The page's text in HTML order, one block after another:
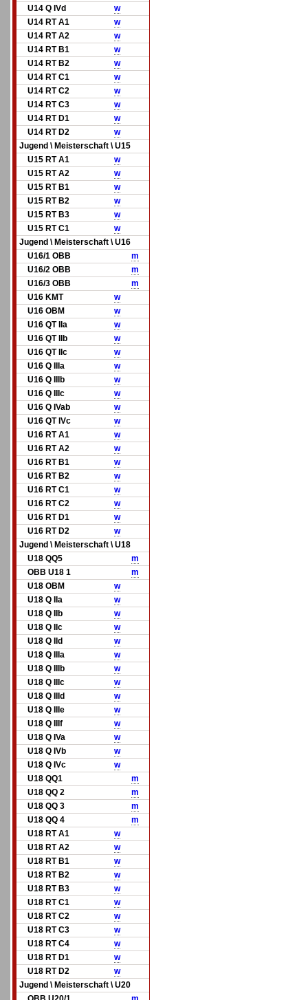
U14 Q IVd
w
U14 RT A1
w
U14 RT A2
w
U14 RT B1
w
U14 RT B2
w
U14 RT C1
w
U14 RT C2
w
U14 RT C3
w
U14 RT D1
w
U14 RT D2
w
Jugend \ Meisterschaft \ U15
U15 RT A1
w
U15 RT A2
w
U15 RT B1
w
U15 RT B2
w
U15 RT B3
w
U15 RT C1
w
Jugend \ Meisterschaft \ U16
U16/1 OBB
m
U16/2 OBB
m
U16/3 OBB
m
U16 KMT
w
U16 OBM
w
U16 QT IIa
w
U16 QT IIb
w
U16 QT IIc
w
U16 Q IIIa
w
U16 Q IIIb
w
U16 Q IIIc
w
U16 Q IVab
w
U16 QT IVc
w
U16 RT A1
w
U16 RT A2
w
U16 RT B1
w
U16 RT B2
w
U16 RT C1
w
U16 RT C2
w
U16 RT D1
w
U16 RT D2
w
Jugend \ Meisterschaft \ U18
U18 QQ5
m
OBB U18 1
m
U18 OBM
w
U18 Q IIa
w
U18 Q IIb
w
U18 Q IIc
w
U18 Q IId
w
U18 Q IIIa
w
U18 Q IIIb
w
U18 Q IIIc
w
U18 Q IIId
w
U18 Q IIIe
w
U18 Q IIIf
w
U18 Q IVa
w
U18 Q IVb
w
U18 Q IVc
w
U18 QQ1
m
U18 QQ 2
m
U18 QQ 3
m
U18 QQ 4
m
U18 RT A1
w
U18 RT A2
w
U18 RT B1
w
U18 RT B2
w
U18 RT B3
w
U18 RT C1
w
U18 RT C2
w
U18 RT C3
w
U18 RT C4
w
U18 RT D1
w
U18 RT D2
w
Jugend \ Meisterschaft \ U20